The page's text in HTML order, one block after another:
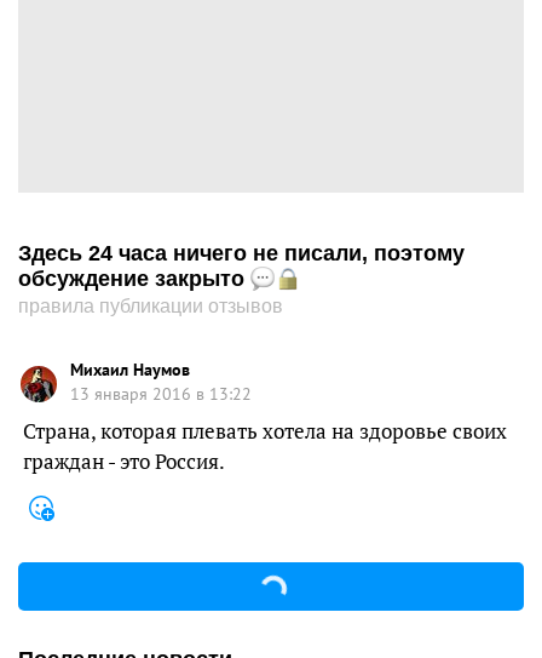
Здесь 24 часа ничего не писали, поэтому
обсуждение закрыто
правила публикации отзывов
Михаил Наумов
13 января 2016 в 13:22
Страна, которая плевать хотела на здоровье своих
граждан - это Россия.